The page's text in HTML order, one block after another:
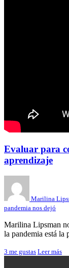
Evaluar para
aprendizaje
Marilina
pandemia nos dejó
Marilina Lipsman
la pandemia está la
3 me gustas Leer más